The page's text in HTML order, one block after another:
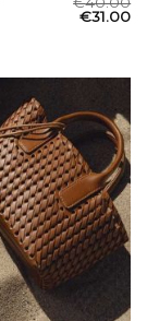
€31.00